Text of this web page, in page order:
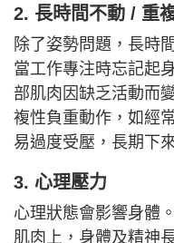
2. 長時間不動 / 重
除了姿勢問題，長時
當工作專注時忘記起
部肌肉因缺乏活動而
複性負重動作，如經
易過度受壓，長期下
3. 心理壓力
心理狀態會影響身體
肌肉上，身體及精神